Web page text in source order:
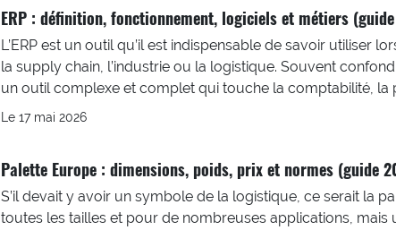
ERP : définition, fonctionnement, logiciels et métiers
L’ERP est un outil qu’il est indispensable de savoir utiliser
la supply chain, l’industrie ou la logistique. Souvent
un outil complexe et complet qui touche la comptabilité, la
Le 17 mai 2026
Palette Europe : dimensions, poids, prix et normes (guide
S’il devait y avoir un symbole de la logistique, ce serait la
toutes les tailles et pour de nombreuses applications, mais